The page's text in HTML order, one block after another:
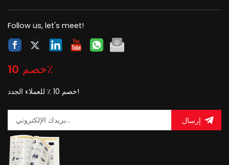
Follow us, let's meet!
خصم 10٪
خصم 10 ٪ للعملاء الجدد!
إرسال